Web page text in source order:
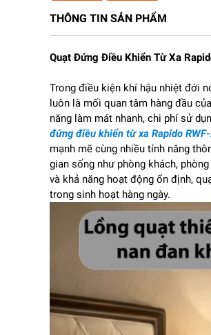
THÔNG TIN SẢN PHẨM
Quạt Đứng Điều Khiển Từ Xa
Trong điều kiện khí hậu nhiệt đới
luôn là mối quan tâm hàng đầu
năng làm mát nhanh, chi phí sử
đứng điều khiển từ xa Rapido
mạnh mẽ cùng nhiều tính năng
gian sống như phòng khách,
và khả năng hoạt động ổn định,
trong sinh hoạt hàng ngày.